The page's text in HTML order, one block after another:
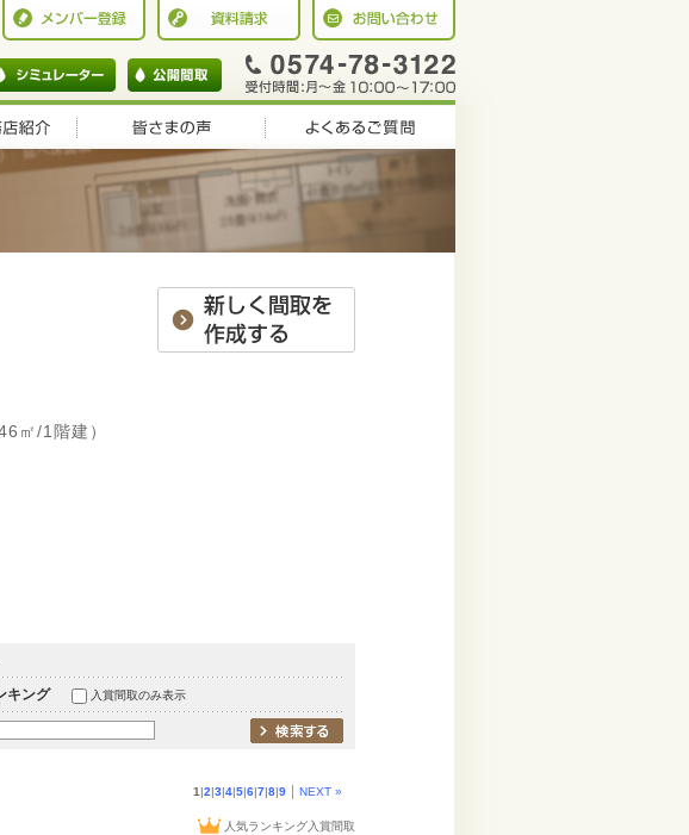
㎡/1階建）
キング 入賞間取のみ表示
1 |2|3|4|5|6|7|8|9 NEXT »
人気ランキング入賞間取